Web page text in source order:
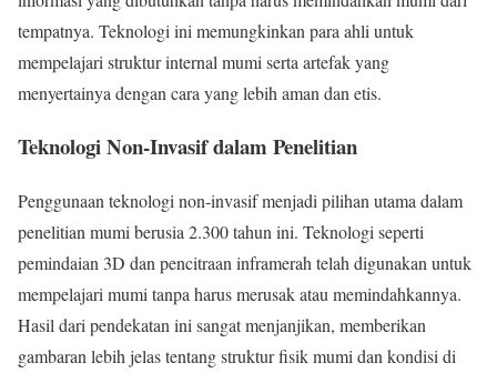
tempatnya. Teknologi ini memungkinkan para ahli untuk
mempelajari struktur internal mumi serta artefak yang
menyertainya dengan cara yang lebih aman dan etis.
Teknologi Non-Invasif dalam Penelitian
Penggunaan teknologi non-invasif menjadi pilihan utama dalam
penelitian mumi berusia 2.300 tahun ini. Teknologi seperti
pemindaian 3D dan pencitraan inframerah telah digunakan untuk
mempelajari mumi tanpa harus merusak atau memindahkannya.
Hasil dari pendekatan ini sangat menjanjikan, memberikan
gambaran lebih jelas tentang struktur fisik mumi dan kondisi di